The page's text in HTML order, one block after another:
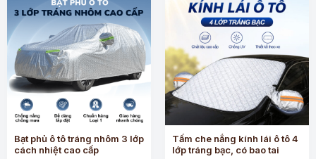
Bạt phủ ô tô tráng nhôm 3 lớp
cách nhiệt cao cấp
Tấm che nắng kính lái ô tô 4
lớp tráng bạc, có bao tai